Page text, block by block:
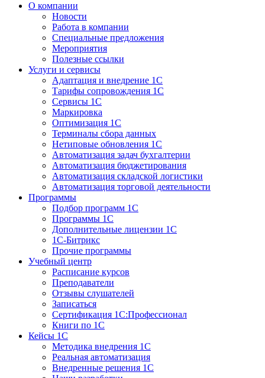
О компании
Новости
Работа в компании
Специальные предложения
Мероприятия
Полезные ссылки
Услуги и сервисы
Адаптация и внедрение 1С
Тарифы сопровождения 1С
Сервисы 1С
Маркировка
Оптимизация 1С
Терминалы сбора данных
Нетиповые обновления 1С
Автоматизация задач бухгалтерии
Автоматизация бюджетирования
Автоматизация складской логистики
Автоматизация торговой деятельности
Программы
Подбор программ 1С
Программы 1С
Дополнительные лицензии 1С
1С-Битрикс
Прочие программы
Учебный центр
Расписание курсов
Преподаватели
Отзывы слушателей
Записаться
Сертификация 1С:Профессионал
Книги по 1С
Кейсы 1С
Методика внедрения 1С
Реальная автоматизация
Внедренные решения 1С